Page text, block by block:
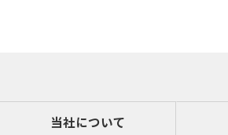
当社について